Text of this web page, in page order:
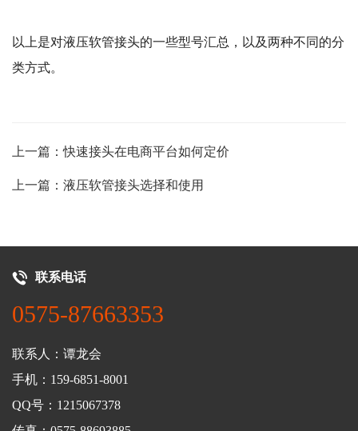
以上是对液压软管接头的一些型号汇总，以及两种不同的分
类方式。
上一篇：快速接头在电商平台如何定价
上一篇：液压软管接头选择和使用
联系电话
0575-87663353
联系人：谭龙会
手机：159-6851-8001
QQ号：1215067378